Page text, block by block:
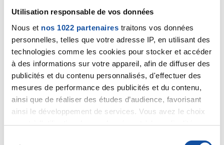
Utilisation responsable de vos données
Nous et nos 1022 partenaires traitons vos données
personnelles, telles que votre adresse IP, en utilisant des
technologies comme les cookies pour stocker et accéder
à des informations sur votre appareil, afin de diffuser des
publicités et du contenu personnalisés, d'effectuer des
mesures de performance des publicités et du contenu,
ainsi que de réaliser des études d’audience, favorisant
ainsi le développement de services. Vous avez le choix
quant à l'utilisation de vos données et à leurs finalités.
Melo34
26/10/2023 - 18:27
Non c’est vrai qu’il n’y a rien de marqué il ya un point
après la phrase mais il peut devenir suspect ? et
ensuite il parle du micro nodule à revoir d’en 4 à 6 mois
systématiquement. Désolé de vous embêté avec tout
ça mais je suis super stressé j’ai hâte de voir mon